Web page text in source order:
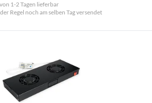
1-2 Tagen lieferbar
Regel noch am selben Tag versendet